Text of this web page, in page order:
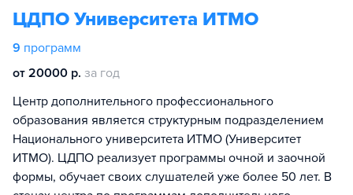
ЦДПО Университета ИТМО
9 программ
от 20000 р. за год
Центр дополнительного профессионального
образования является структурным подразделением
Национального университета ИТМО (Университет
ИТМО). ЦДПО реализует программы очной и заочной
формы, обучает своих слушателей уже более 50 лет. В